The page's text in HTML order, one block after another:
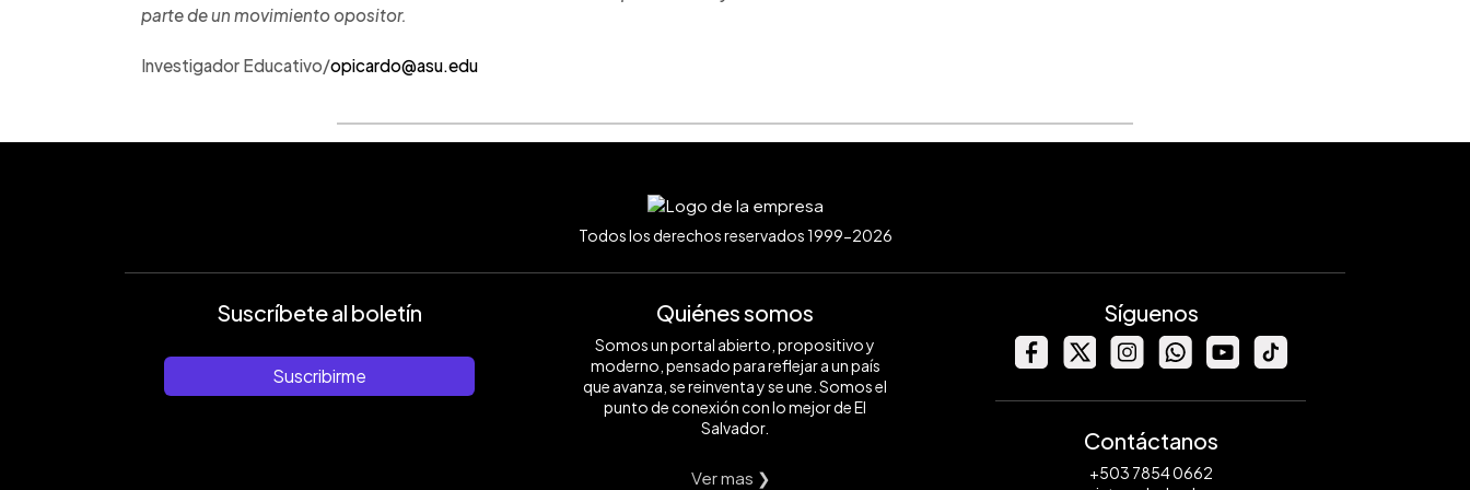
parte de un movimiento opositor.
Investigador Educativo/opicardo@asu.edu
Todos los derechos reservados 1999-2026
Suscríbete al boletín
Suscribirme
Quiénes somos
Somos un portal abierto, propositivo y
moderno, pensado para reflejar a un país
que avanza, se reinventa y se une. Somos el
punto de conexión con lo mejor de El
Salvador.
Ver mas ❯
Síguenos
Contáctanos
+503 7854 0662